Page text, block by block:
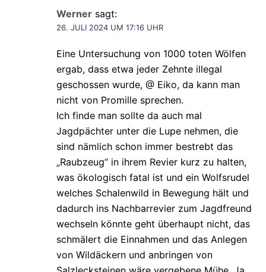
Werner sagt:
26. JULI 2024 UM 17:16 UHR
Eine Untersuchung von 1000 toten Wölfen
ergab, dass etwa jeder Zehnte illegal
geschossen wurde, @ Eiko, da kann man
nicht von Promille sprechen.
Ich finde man sollte da auch mal
Jagdpächter unter die Lupe nehmen, die
sind nämlich schon immer bestrebt das
„Raubzeug“ in ihrem Revier kurz zu halten,
was ökologisch fatal ist und ein Wolfsrudel
welches Schalenwild in Bewegung hält und
dadurch ins Nachbarrevier zum Jagdfreund
wechseln könnte geht überhaupt nicht, das
schmälert die Einnahmen und das Anlegen
von Wildäckern und anbringen von